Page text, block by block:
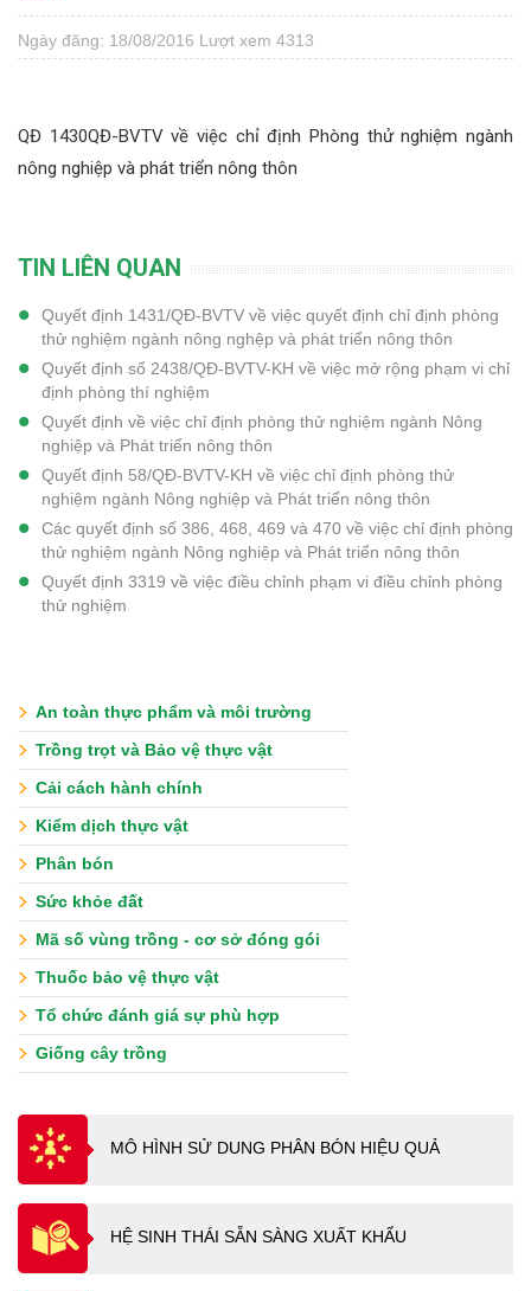
Ngày đăng: 18/08/2016 Lượt xem 4313
QĐ 1430QĐ-BVTV về việc chỉ định Phòng thử nghiệm ngành
nông nghiệp và phát triển nông thôn
TIN LIÊN QUAN
Quyết định 1431/QĐ-BVTV về việc quyết định chỉ định phòng
thử nghiệm ngành nông nghệp và phát triển nông thôn
Quyết định số 2438/QĐ-BVTV-KH về việc mở rộng phạm vi chỉ
định phòng thí nghiệm
Quyết định về việc chỉ định phòng thử nghiệm ngành Nông
nghiệp và Phát triển nông thôn
Quyết định 58/QĐ-BVTV-KH về việc chỉ định phòng thử
nghiệm ngành Nông nghiệp và Phát triển nông thôn
Các quyết định số 386, 468, 469 và 470 về việc chỉ định phòng
thử nghiệm ngành Nông nghiệp và Phát triển nông thôn
Quyết định 3319 về việc điều chỉnh phạm vi điều chỉnh phòng
thử nghiệm
An toàn thực phẩm và môi trường
Trồng trọt và Bảo vệ thực vật
Cải cách hành chính
Kiểm dịch thực vật
Phân bón
Sức khỏe đất
Mã số vùng trồng - cơ sở đóng gói
Thuốc bảo vệ thực vật
Tổ chức đánh giá sự phù hợp
Giống cây trồng
MÔ HÌNH SỬ DUNG PHÂN BÓN HIỆU QUẢ
HỆ SINH THÁI SẴN SÀNG XUẤT KHẨU